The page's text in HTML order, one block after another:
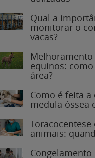
Qual a
monitorar o
vacas?
Melhoramento
equinos: como
área?
Como é feita a
medula óssea
Toracocentese
animais:
Congelamento